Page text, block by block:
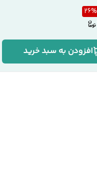
26%
افزودن به سبد خرید